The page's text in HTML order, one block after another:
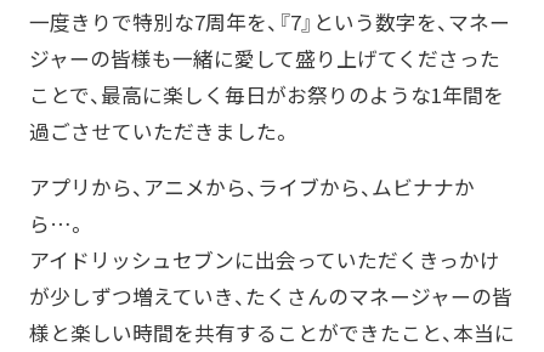
一度きりで特別な7周年を、『7』という数字を、マネー
ジャーの皆様も一緒に愛して盛り上げてくださった
ことで、最高に楽しく毎日がお祭りのような1年間を
過ごさせていただきました。
アプリから、アニメから、ライブから、ムビナナか
ら…。
アイドリッシュセブンに出会っていただくきっかけ
が少しずつ増えていき、たくさんのマネージャーの皆
様と楽しい時間を共有することができたこと、本当に